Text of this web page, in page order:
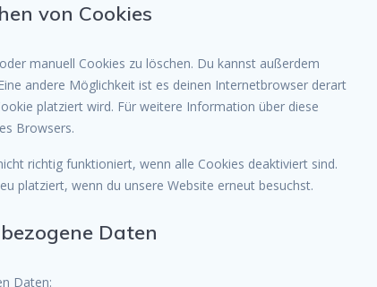
von Cookies
manuell Cookies zu löschen. Du kannst außerdem
andere Möglichkeit ist es deinen Internetbrowser derart
platziert wird. Für weitere Information über diese
Browsers.
richtig funktioniert, wenn alle Cookies deaktiviert sind.
platziert, wenn du unsere Website erneut besuchst.
Daten
Daten: